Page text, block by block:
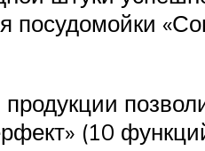
посудомойки
(10